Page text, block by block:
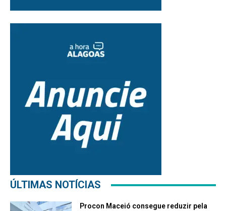
ÚLTIMAS NOTÍCIAS
Procon Maceió consegue reduzir pela